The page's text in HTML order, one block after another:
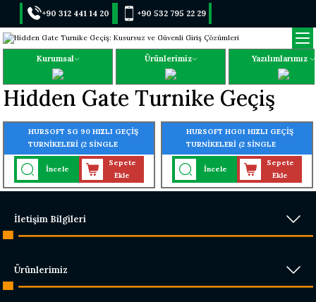
+90 312 441 14 20 +90 532 795 22 29
Kurumsal Ürünlerimiz Yazılımlarımız
Hidden Gate Turnike Geçiş
HURSOFT SG 90 HIZLI GEÇİŞ
TURNİKELERİ (2 SİNGLE
TURNİKE BİR KORİDOR)
İncele
Sepete
Ekle
HURSOFT HG01 HIZLI GEÇİŞ
TURNİKELERİ (2 SİNGLE
TURNİKE TEK KORİDOR)
İncele
Sepete
Ekle
İletişim Bilgileri
Ürünlerimiz